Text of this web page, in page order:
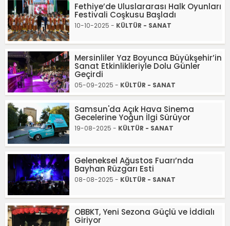
Fethiye’de Uluslararası Halk Oyunları
Festivali Coşkusu Başladı
10-10-2025 - KÜLTÜR - SANAT
Mersinliler Yaz Boyunca Büyükşehir’in
Sanat Etkinlikleriyle Dolu Günler
Geçirdi
05-09-2025 - KÜLTÜR - SANAT
Samsun'da Açık Hava Sinema
Gecelerine Yoğun İlgi Sürüyor
19-08-2025 - KÜLTÜR - SANAT
Geleneksel Ağustos Fuarı’nda
Bayhan Rüzgarı Esti
08-08-2025 - KÜLTÜR - SANAT
OBBKT, Yeni Sezona Güçlü ve İddialı
Giriyor